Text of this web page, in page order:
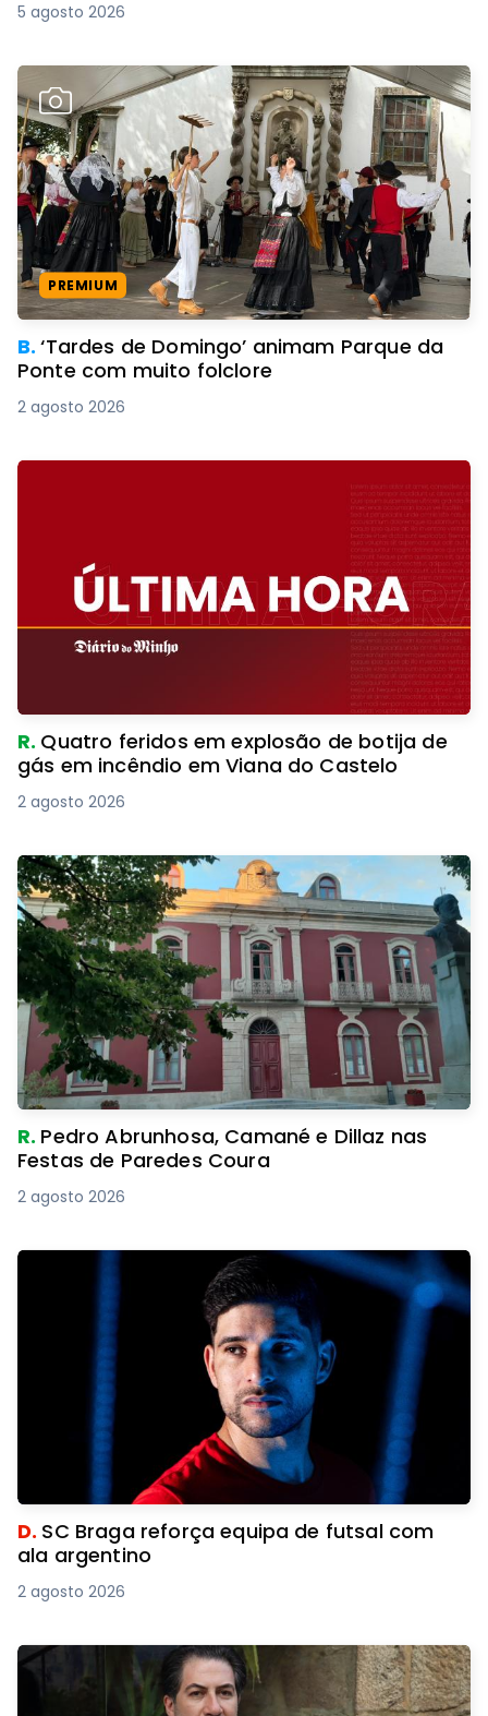
5 agosto 2026
PREMIUM
B.‘Tardes de Domingo’ animam Parque da
Ponte com muito folclore
2 agosto 2026
R. Quatro feridos em explosão de botija de
gás em incêndio em Viana do Castelo
2 agosto 2026
R. Pedro Abrunhosa, Camané e Dillaz nas
Festas de Paredes Coura
2 agosto 2026
D. SC Braga reforça equipa de futsal com
ala argentino
2 agosto 2026